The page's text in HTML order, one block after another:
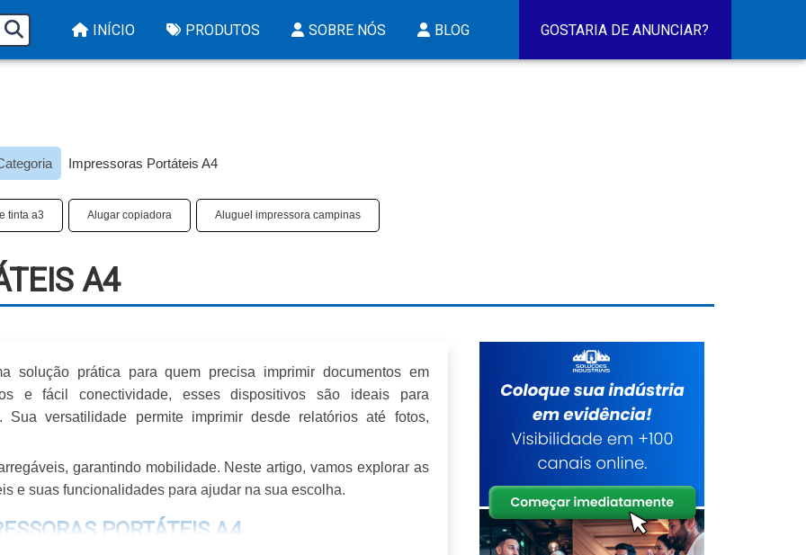
INÍCIO PRODUTOS SOBRE NÓS BLOG GOSTARIA DE ANUNCIAR?
Impressoras Portáteis A4​
tinta a3​ Alugar copiadora Aluguel impressora campinas
A4​
solução prática para quem precisa imprimir documentos em
e fácil conectividade, esses dispositivos são ideais para
Sua versatilidade permite imprimir desde relatórios até fotos,
garantindo mobilidade. Neste artigo, vamos explorar as
e suas funcionalidades para ajudar na sua escolha.
PORTÁTEIS A4